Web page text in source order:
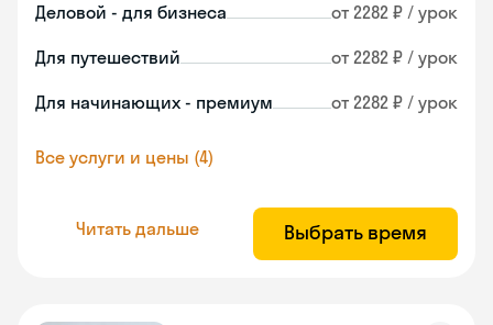
Деловой - для бизнеса от 2282 ₽ / урок
Для путешествий от 2282 ₽ / урок
Для начинающих - премиум от 2282 ₽ / урок
Все услуги и цены (4)
Читать дальше Выбрать время